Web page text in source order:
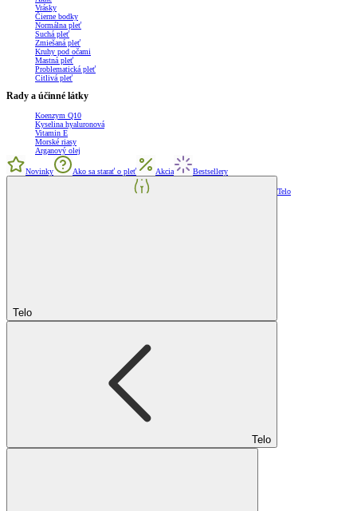
Vrásky
Čierne bodky
Normálna pleť
Suchá pleť
Zmiešaná pleť
Kruhy pod očami
Mastná pleť
Problematická pleť
Citlivá pleť
Rady a účinné látky
Koenzym Q10
Kyselina hyaluronová
Vitamin E
Morské riasy
Arganový olej
Novinky Ako sa starať o pleť Akcia Bestsellery
Telo
Telo
Telo